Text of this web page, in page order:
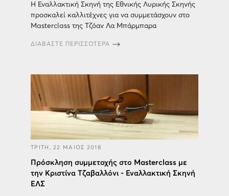
Η Εναλλακτική Σκηνή της Εθνικής Λυρικής Σκηνής
προσκαλεί καλλιτέχνες για να συμμετάσχουν στο
Masterclass της Τζόαν Λα Μπάρμπαρα
ΔΙΑΒΑΣΤΕ ΠΕΡΙΣΣΟΤΕΡΑ
ΤΡΙΤΗ, 22 ΜΑΙΟΣ 2018
Πρόσκληση συμμετοχής στο Μasterclass με
την Κριστίνα Τζαβαλλόνι - Εναλλακτική Σκηνή
ΕΛΣ